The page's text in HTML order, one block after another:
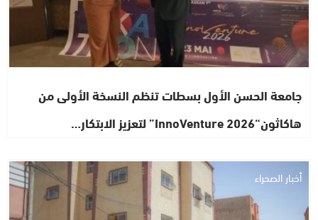
جامعة الحسن الأول بسطات تنظم النسخة الأولى من
هاكاثون“InnoVenture 2026” لتعزيز الابتكار…
أخبار الصحراء